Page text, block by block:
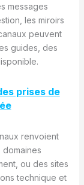
messages
les miroirs
peuvent
guides, des
prises de
renvoient
ou des sites
technique et